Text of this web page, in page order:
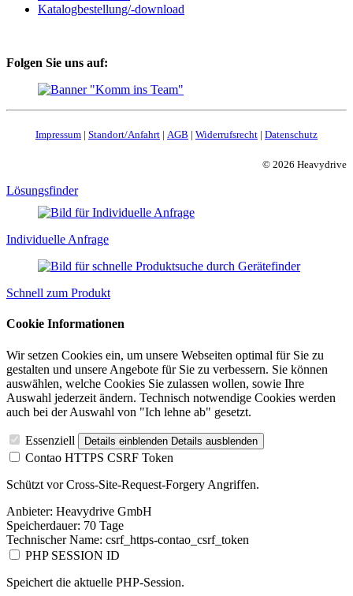
Katalogbestellung/-download
Folgen Sie uns auf:
Impressum | Standort/Anfahrt | AGB | Widerrufsrecht | Datenschutz
© 2026 Heavydrive
Lösungsfinder
Individuelle Anfrage
Schnell zum Produkt
Cookie Informationen
Wir setzen Cookies ein, um unsere Webseiten optimal für Sie zu
gestalten und unsere Angebote für Sie zu verbessern. Sie können
auswählen, welche Cookies Sie zulassen wollen, sowie Ihre
Auswahl jederzeit ändern. Technisch notwendige Cookies werden
auch bei der Auswahl von "Ich lehne ab" gesetzt.
Essenziell Details einblenden Details ausblenden
Contao HTTPS CSRF Token
Schützt vor Cross-Site-Request-Forgery Angriffen.
Anbieter: Heavydrive GmbH
Speicherdauer: 70 Tage
Technischer Name: csrf_https-contao_csrf_token
PHP SESSION ID
Speichert die aktuelle PHP-Session.